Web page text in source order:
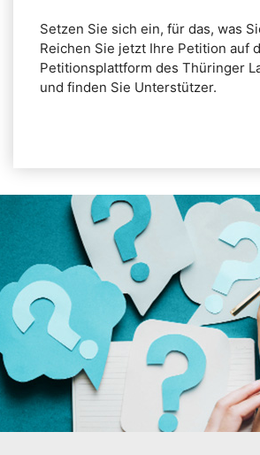
Setzen Sie sich ein, für das, was
Reichen Sie jetzt Ihre Petition auf
Petitionsplattform des Thüringer
und finden Sie Unterstützer.